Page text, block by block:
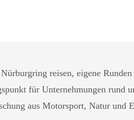
reisen, eigene
für Unternehmungen rund
aus Motorsport, Natur und